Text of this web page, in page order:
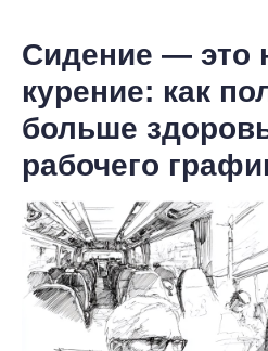
Сидение — это
курение: как
больше
рабочего